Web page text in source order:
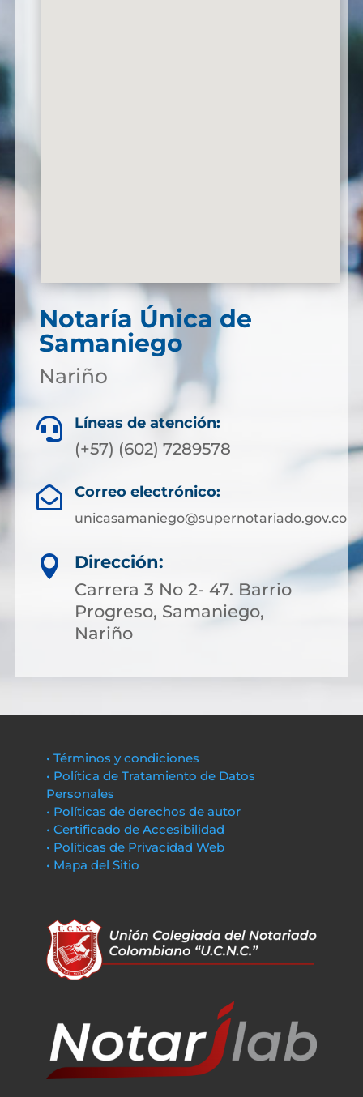
Notaría Única de
Samaniego
Nariño
 Líneas de atención:
(+57) (602) 7289578
 Correo electrónico:
unicasamaniego@supernotariado.gov.co

Dirección:
Carrera 3 No 2- 47. Barrio
Progreso, Samaniego,
Nariño
• Términos y condiciones
• Política de Tratamiento de Datos
Personales
• Políticas de derechos de autor
• Certificado de Accesibilidad
• Políticas de Privacidad Web
• Mapa del Sitio